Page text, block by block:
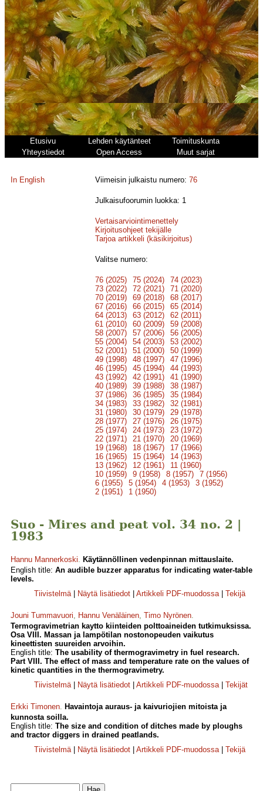
Etusivu Lehden käytänteet
Toimituskunta
Yhteystiedot
Open Access Muut sarjat
In English Viimeisin julkaistu numero:76
Julkaisufoorumin luokka: 1
Vertaisarviointimenettely
Kirjoitusohjeet tekijälle
Tarjoa artikkeli (käsikirjoitus)
Valitse numero:
76 (2025) 75 (2024)
74 (2023)
73 (2022)
72 (2021)
71 (2020)
70 (2019)
69 (2018)
68 (2017)
67 (2016)
66 (2015)
65 (2014)
64 (2013)
63 (2012)
62 (2011)
61 (2010)
60 (2009)
59 (2008)
58 (2007)
57 (2006)
56 (2005)
55 (2004)
54 (2003)
53 (2002)
52 (2001)
51 (2000)
50 (1999)
49 (1998)
48 (1997)
47 (1996)
46 (1995)
45 (1994)
44 (1993)
43 (1992)
42 (1991)
41 (1990)
40 (1989)
39 (1988)
38 (1987)
37 (1986)
36 (1985)
35 (1984)
34 (1983)
33 (1982)
32 (1981)
31 (1980)
30 (1979)
29 (1978)
28 (1977)
27 (1976)
26 (1975)
25 (1974)
24 (1973)
23 (1972)
22 (1971)
21 (1970)
20 (1969)
19 (1968)
18 (1967)
17 (1966)
16 (1965)
15 (1964)
14 (1963)
13 (1962)
12 (1961)
11 (1960)
10 (1959)
9 (1958) 8 (1957)
7 (1956)
6 (1955)
5 (1954) 4 (1953)
3 (1952)
2 (1951)
1 (1950)
Suo - Mires and peat vol. 34 no. 2 |
1983
Hannu Mannerkoski. Käytännöllinen vedenpinnan mittauslaite.
English title: An audible buzzer apparatus for indicating water-table
levels.
Tiivistelmä| Näytä lisätiedot Artikkeli PDF-muodossa| Tekijä
Jouni Tummavuori, Hannu Venäläinen, Timo Nyrönen.
Termogravimetrian kaytto kiinteiden polttoaineiden tutkimuksissa.
Osa VIII. Massan ja lampötilan nostonopeuden vaikutus
kineettisten suureiden arvoihin.
English title: The usability of thermogravimetry in fuel research.
Part VIII. The effect of mass and temperature rate on the values of
kinetic quantities in the thermogravimetry.
Tiivistelmä| Näytä lisätiedot Artikkeli PDF-muodossa| Tekijät
Erkki Timonen. Havaintoja auraus- ja kaivuriojien mitoista ja
kunnosta soilla.
English title: The size and condition of ditches made by ploughs
and tractor diggers in drained peatlands.
Tiivistelmä| Näytä lisätiedot Artikkeli PDF-muodossa| Tekijä